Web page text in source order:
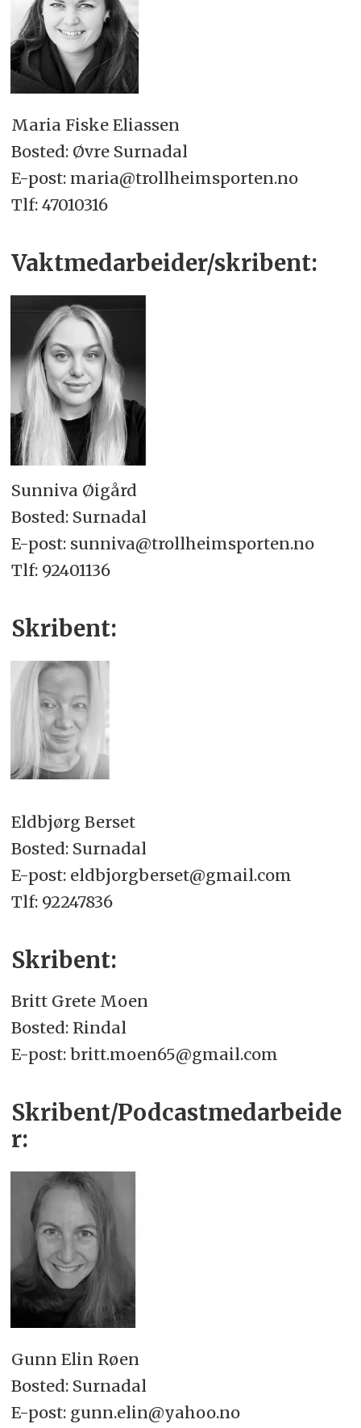
Maria Fiske Eliassen
Bosted: Øvre Surnadal
E-post: maria@trollheimsporten.no
Tlf: 47010316
Vaktmedarbeider/skribent:
Sunniva Øigård
Bosted: Surnadal
E-post: sunniva@trollheimsporten.no
Tlf: 92401136
Skribent:
Eldbjørg Berset
Bosted: Surnadal
E-post: eldbjorgberset@gmail.com
Tlf: 92247836
Skribent:
Britt Grete Moen
Bosted: Rindal
E-post: britt.moen65@gmail.com
Skribent/Podcastmedarbeide
r:
Gunn Elin Røen
Bosted: Surnadal
E-post: gunn.elin@yahoo.no